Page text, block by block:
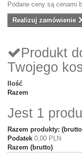
Podane ceny są cenami
Realizuj zamówienie
Produkt
Twojego
Ilość
Razem
Jest 1
Razem produkty:
Podatek 0,00 PLN
Razem (brutto)